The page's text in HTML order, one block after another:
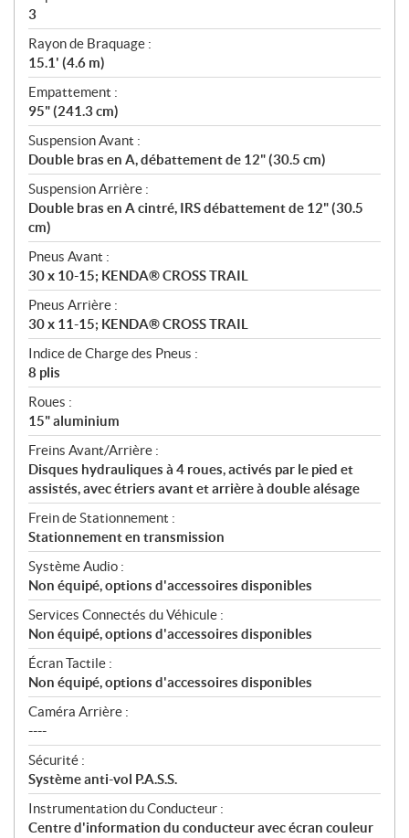
3
Rayon de Braquage :
15.1' (4.6 m)
Empattement :
95" (241.3 cm)
Suspension Avant :
Double bras en A, débattement de 12" (30.5 cm)
Suspension Arrière :
Double bras en A cintré, IRS débattement de 12" (30.5
cm)
Pneus Avant :
30 x 10-15; KENDA® CROSS TRAIL
Pneus Arrière :
30 x 11-15; KENDA® CROSS TRAIL
Indice de Charge des Pneus :
8 plis
Roues :
15" aluminium
Freins Avant/Arrière :
Disques hydrauliques à 4 roues, activés par le pied et
assistés, avec étriers avant et arrière à double alésage
Frein de Stationnement :
Stationnement en transmission
Système Audio :
Non équipé, options d'accessoires disponibles
Services Connectés du Véhicule :
Non équipé, options d'accessoires disponibles
Écran Tactile :
Non équipé, options d'accessoires disponibles
Caméra Arrière :
----
Sécurité :
Système anti-vol P.A.S.S.
Instrumentation du Conducteur :
Centre d'information du conducteur avec écran couleur